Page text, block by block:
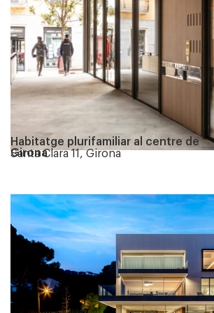
Habitatge plurifamiliar al centre de
Girona
Santa Clara 11, Girona